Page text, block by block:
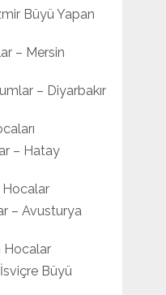
Büyü Yapan
– Mersin
– Diyarbakır
– Hatay
Hocalar
– Avusturya
Hocalar
Büyü